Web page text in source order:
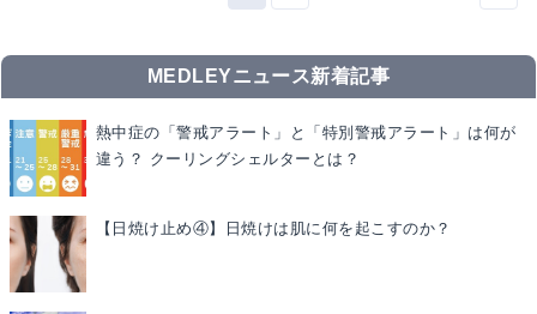
MEDLEYニュース新着記事
熱中症の「警戒アラート」と「特別警戒アラート」は何が
違う？ クーリングシェルターとは？
【日焼け止め④】日焼けは肌に何を起こすのか？